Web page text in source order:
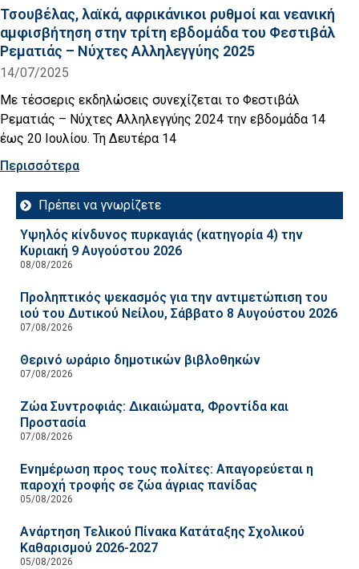
Τσουβέλας, λαϊκά, αφρικάνικοι ρυθμοί και νεανική
αμφισβήτηση στην τρίτη εβδομάδα του Φεστιβάλ
Ρεματιάς – Νύχτες Αλληλεγγύης 2025
14/07/2025
Με τέσσερις εκδηλώσεις συνεχίζεται το Φεστιβάλ
Ρεματιάς – Νύχτες Αλληλεγγύης 2024 την εβδομάδα 14
έως 20 Ιουλίου. Τη Δευτέρα 14
Περισσότερα
Πρέπει να γνωρίζετε
Υψηλός κίνδυνος πυρκαγιάς (κατηγορία 4) την
Κυριακή 9 Αυγούστου 2026
08/08/2026
Προληπτικός ψεκασμός για την αντιμετώπιση του
ιού του Δυτικού Νείλου, Σάββατο 8 Αυγούστου 2026
07/08/2026
Θερινό ωράριο δημοτικών βιβλοθηκών
07/08/2026
Ζώα Συντροφιάς: Δικαιώματα, Φροντίδα και
Προστασία
07/08/2026
Ενημέρωση προς τους πολίτες: Απαγορεύεται η
παροχή τροφής σε ζώα άγριας πανίδας
05/08/2026
Ανάρτηση Τελικού Πίνακα Κατάταξης Σχολικού
Καθαρισμού 2026-2027
05/08/2026